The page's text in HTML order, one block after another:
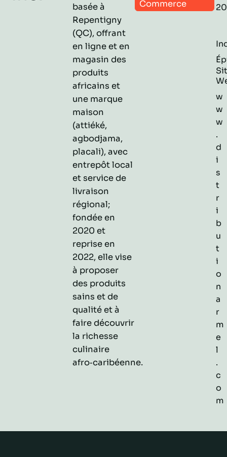
basée à
Repentigny
(QC), offrant
en ligne et en
magasin des
produits
africains et
une marque
maison
(attiéké,
agbodjama,
placali), avec
entrepôt local
et service de
livraison
régional;
fondée en
2020 et
reprise en
2022, elle vise
à proposer
des produits
sains et de
qualité et à
faire découvrir
la richesse
culinaire
afro‑caribéenne.
Commerce
w
w
w
.
d
i
s
t
r
i
b
u
t
i
o
n
a
r
m
e
l
.
c
o
m